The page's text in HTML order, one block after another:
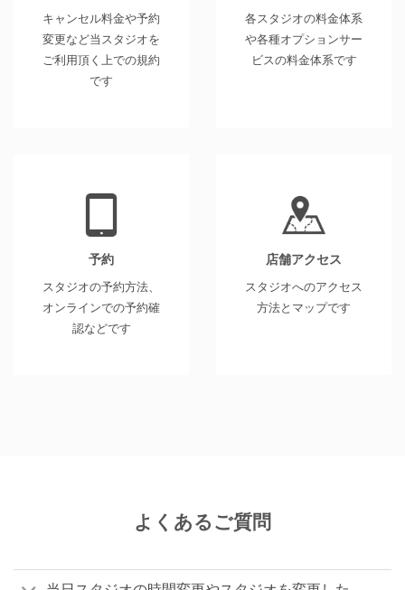
キャンセル料金や予約
変更など当スタジオを
ご利用頂く上での規約
です
各スタジオの料金体系
や各種オプションサー
ビスの料金体系です
予約
スタジオの予約方法、
オンラインでの予約確
認などです
店舗アクセス
スタジオへのアクセス
方法とマップです
よくあるご質問